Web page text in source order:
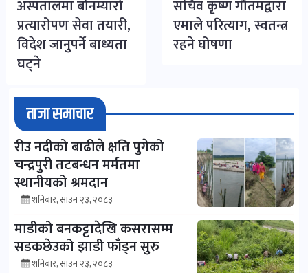
अस्पतालमा बोनम्यारो
प्रत्यारोपण सेवा तयारी,
विदेश जानुपर्ने बाध्यता
घट्ने
सचिव कृष्ण गौतमद्वारा
एमाले परित्याग, स्वतन्त्र
रहने घोषणा
ताजा समाचार
रीउ नदीको बाढीले क्षति पुगेको
चन्द्रपुरी तटबन्धन मर्मतमा
स्थानीयको श्रमदान
शनिबार, साउन २३, २०८३
माडीको बनकट्टादेखि कसरासम्म
सडकछेउको झाडी फाँड्न सुरु
शनिबार, साउन २३, २०८३